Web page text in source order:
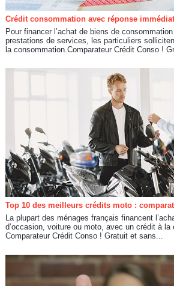
Crédit consommation avec réponse
Pour financer l’achat de biens de
prestations de services, les particuliers
la consommation.Comparateur Crédit Conso !
Top 10 des meilleurs crédits moto :
La plupart des ménages français financent
d’occasion, voiture ou moto, avec un crédit à la
Comparateur Crédit Conso ! Gratuit et sans...